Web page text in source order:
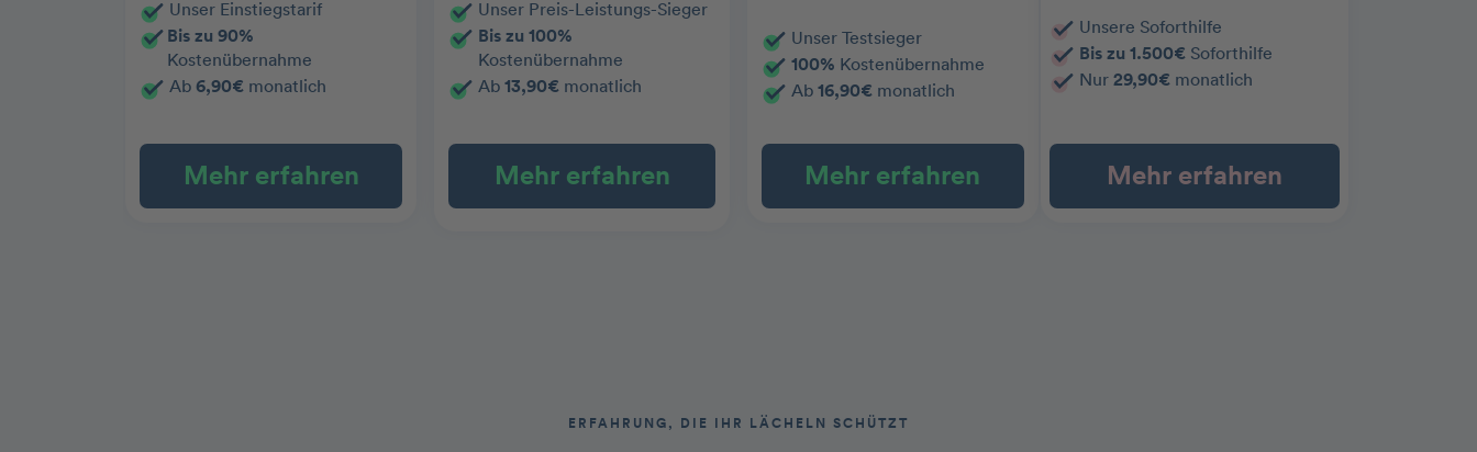
Unser Einstiegstarif
Bis zu 90%
Kostenübernahme
Ab 6,90€ monatlich
Mehr erfahren
Unser Preis-Leistungs-Sieger
Bis zu 100%
Kostenübernahme
Ab13,90€ monatlich
Mehr erfahren
Unser Testsieger
100% Kostenübernahme
Ab 16,90€monatlich
Mehr erfahren
Unsere Soforthilfe
Bis zu 1.500€ Soforthilfe
Nur29,90€ monatlich
Mehr erfahren
ERFAHRUNG, DIE IHR LÄCHELN SCHÜTZT